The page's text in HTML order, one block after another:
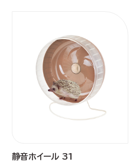
静音ホイール 31